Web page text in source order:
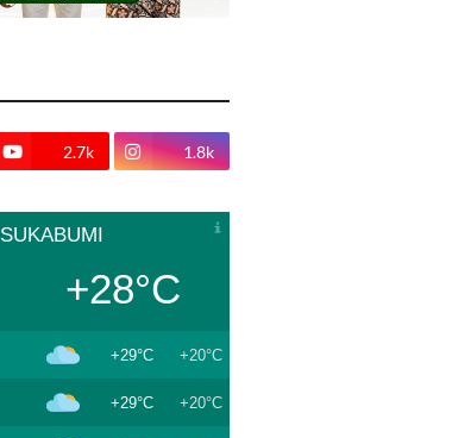
2.7k 1.8k
SUKABUMI
+28°C
+29°C +20°C
+29°C +20°C